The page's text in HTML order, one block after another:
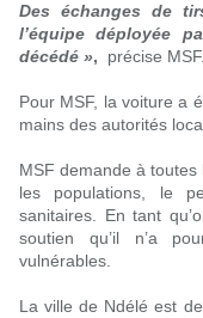
Des échanges de
l’équipe déployée
décédé », précise MSF.
Pour MSF, la voiture a
mains des autorités
MSF demande à
les populations, le
sanitaires. En tant
soutien qu’il n’a
vulnérables.
La ville de Ndélé est